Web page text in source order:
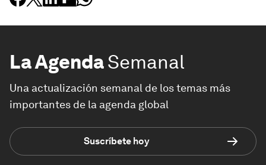
La AgendaSemanal
Una actualización semanal de los temas más
importantes de la agenda global
Suscríbete hoy